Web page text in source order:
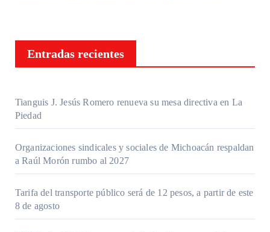
Entradas recientes
Tianguis J. Jesús Romero renueva su mesa directiva en La
Piedad
Organizaciones sindicales y sociales de Michoacán respaldan
a Raúl Morón rumbo al 2027
Tarifa del transporte público será de 12 pesos, a partir de este
8 de agosto